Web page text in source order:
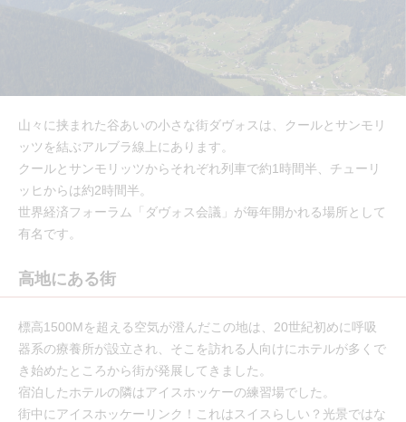
山々に挟まれた谷あいの小さな街ダヴォスは、クールとサンモリ
ッツを結ぶアルブラ線上にあります。
クールとサンモリッツからそれぞれ列車で約1時間半、チューリ
ッヒからは約2時間半。
世界経済フォーラム「ダヴォス会議」が毎年開かれる場所として
有名です。
高地にある街
標高1500Mを超える空気が澄んだこの地は、20世紀初めに呼吸
器系の療養所が設立され、そこを訪れる人向けにホテルが多くで
き始めたところから街が発展してきました。
宿泊したホテルの隣はアイスホッケーの練習場でした。
街中にアイスホッケーリンク！これはスイスらしい？光景ではな